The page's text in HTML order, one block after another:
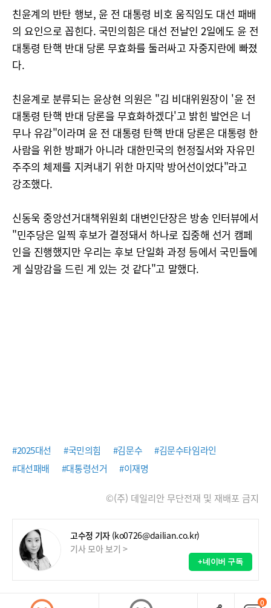
친윤계의 반탄 행보, 윤 전 대통령 비호 움직임도 대선 패배
의 요인으로 꼽힌다. 국민의힘은 대선 전날인 2일에도 윤 전
대통령 탄핵 반대 당론 무효화를 둘러싸고 자중지란에 빠졌
다.
친윤계로 분류되는 윤상현 의원은 "김 비대위원장이 '윤 전
대통령 탄핵 반대 당론을 무효화하겠다'고 밝힌 발언은 너
무나 유감"이라며 윤 전 대통령 탄핵 반대 당론은 대통령 한
사람을 위한 방패가 아니라 대한민국의 헌정질서와 자유민
주주의 체제를 지켜내기 위한 마지막 방어선이었다"라고
강조했다.
신동욱 중앙선거대책위원회 대변인단장은 방송 인터뷰에서
"민주당은 일찍 후보가 결정돼서 하나로 집중해 선거 캠페
인을 진행했지만 우리는 후보 단일화 과정 등에서 국민들에
게 실망감을 드린 게 있는 것 같다"고 말했다.
#2025대선 #국민의힘 #김문수
#김문수타임라인
#대선패배
#대통령선거 #이재명
©(주) 데일리안 무단전재 및 재배포 금지
고수정 기자 (ko0726@dailian.co.kr)
기사 모아 보기 >
+네이버 구독
0